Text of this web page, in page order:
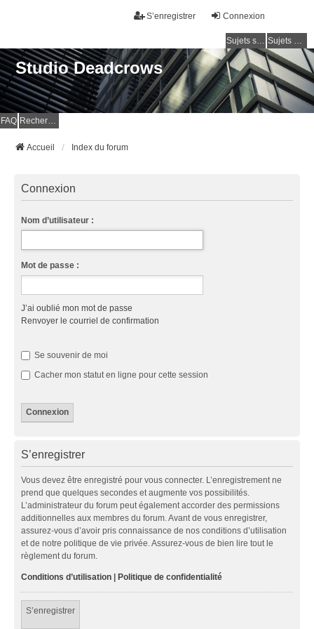
Connexion
S’enregistrer
Sujets sans réponse Sujets actifs
Studio Deadcrows
FAQ Rechercher
Accueil Index du forum
Connexion
Nom d’utilisateur :
Mot de passe :
J’ai oublié mon mot de passe
Renvoyer le courriel de confirmation
Se souvenir de moi
Cacher mon statut en ligne pour cette session
S’enregistrer
Vous devez être enregistré pour vous connecter. L’enregistrement ne
prend que quelques secondes et augmente vos possibilités.
L’administrateur du forum peut également accorder des permissions
additionnelles aux membres du forum. Avant de vous enregistrer,
assurez-vous d’avoir pris connaissance de nos conditions d’utilisation
et de notre politique de vie privée. Assurez-vous de bien lire tout le
règlement du forum.
Conditions d’utilisation | Politique de confidentialité
S’enregistrer